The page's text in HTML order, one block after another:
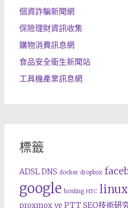
個資詐騙新聞網
保險理財資訊收集
購物消費訊息網
食品安全衛生新聞站
工具機產業訊息網
標籤
ADSL DNS docker dropbox
google hosting HTC linux
proxmox ve PTT SEO技術研